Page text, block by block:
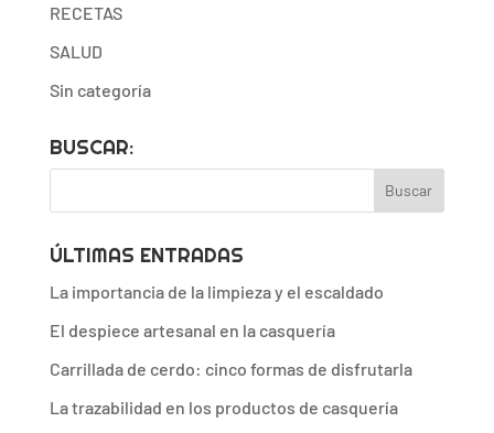
RECETAS
SALUD
Sin categoría
BUSCAR:
ÚLTIMAS ENTRADAS
La importancia de la limpieza y el escaldado
El despiece artesanal en la casquería
Carrillada de cerdo: cinco formas de disfrutarla
La trazabilidad en los productos de casquería